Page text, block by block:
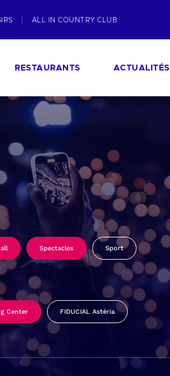
ALL IN COUNTRY CLUB
RESTAURANTS ACTUALITÉS
Spectacles Sport
Center FIDUCIAL Astéria